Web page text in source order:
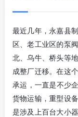
最近几年，永嘉县
区、老工业区的泵
北、乌牛、桥头等
成整厂迁移。在这
承运，一直是不少
货物运输，重型设
是涉及上百台大小